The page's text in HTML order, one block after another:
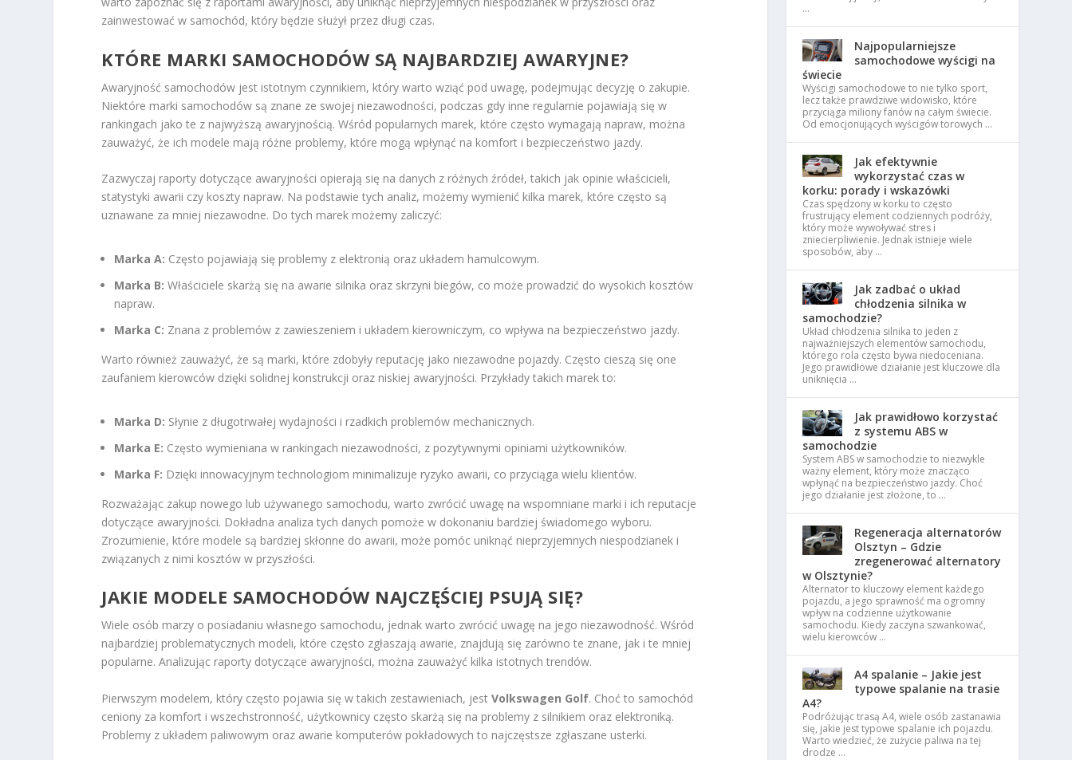
zainwestować w samochód, który będzie służył przez długi czas.
KTÓRE MARKI SAMOCHODÓW SĄ NAJBARDZIEJ AWARYJNE?
Awaryjność samochodów jest istotnym czynnikiem, który warto wziąć pod uwagę, podejmując decyzję o zakupie.
Niektóre marki samochodów są znane ze swojej niezawodności, podczas gdy inne regularnie pojawiają się w
rankingach jako te z najwyższą awaryjnością. Wśród popularnych marek, które często wymagają napraw, można
zauważyć, że ich modele mają różne problemy, które mogą wpłynąć na komfort i bezpieczeństwo jazdy.
Zazwyczaj raporty dotyczące awaryjności opierają się na danych z różnych źródeł, takich jak opinie właścicieli,
statystyki awarii czy koszty napraw. Na podstawie tych analiz, możemy wymienić kilka marek, które często są
uznawane za mniej niezawodne. Do tych marek możemy zaliczyć:
Marka A: Często pojawiają się problemy z elektronią oraz układem hamulcowym.
Marka B: Właściciele skarżą się na awarie silnika oraz skrzyni biegów, co może prowadzić do wysokich kosztów
napraw.
Marka C: Znana z problemów z zawieszeniem i układem kierowniczym, co wpływa na bezpieczeństwo jazdy.
Warto również zauważyć, że są marki, które zdobyły reputację jako niezawodne pojazdy. Często cieszą się one
zaufaniem kierowców dzięki solidnej konstrukcji oraz niskiej awaryjności. Przykłady takich marek to:
Marka D: Słynie z długotrwałej wydajności i rzadkich problemów mechanicznych.
Marka E: Często wymieniana w rankingach niezawodności, z pozytywnymi opiniami użytkowników.
Marka F: Dzięki innowacyjnym technologiom minimalizuje ryzyko awarii, co przyciąga wielu klientów.
Rozważając zakup nowego lub używanego samochodu, warto zwrócić uwagę na wspomniane marki i ich reputacje
dotyczące awaryjności. Dokładna analiza tych danych pomoże w dokonaniu bardziej świadomego wyboru.
Zrozumienie, które modele są bardziej skłonne do awarii, może pomóc uniknąć nieprzyjemnych niespodzianek i
związanych z nimi kosztów w przyszłości.
JAKIE MODELE SAMOCHODÓW NAJCZĘŚCIEJ PSUJĄ SIĘ?
Wiele osób marzy o posiadaniu własnego samochodu, jednak warto zwrócić uwagę na jego niezawodność. Wśród
najbardziej problematycznych modeli, które często zgłaszają awarie, znajdują się zarówno te znane, jak i te mniej
popularne. Analizując raporty dotyczące awaryjności, można zauważyć kilka istotnych trendów.
Pierwszym modelem, który często pojawia się w takich zestawieniach, jestVolkswagen Golf. Choć to samochód
ceniony za komfort i wszechstronność, użytkownicy często skarżą się na problemy z silnikiem oraz elektroniką.
Problemy z układem paliwowym oraz awarie komputerów pokładowych to najczęstsze zgłaszane usterki.
…
Najpopularniejsze
samochodowe wyścigi na
świecie
Wyścigi samochodowe to nie tylko sport,
lecz także prawdziwe widowisko, które
przyciąga miliony fanów na całym świecie.
Od emocjonujących wyścigów torowych …
Jak efektywnie
wykorzystać czas w
korku: porady i wskazówki
Czas spędzony w korku to często
frustrujący element codziennych podróży,
który może wywoływać stres i
zniecierpliwienie. Jednak istnieje wiele
sposobów, aby …
Jak zadbać o układ
chłodzenia silnika w
samochodzie?
Układ chłodzenia silnika to jeden z
najważniejszych elementów samochodu,
którego rola często bywa niedoceniana.
Jego prawidłowe działanie jest kluczowe dla
uniknięcia …
Jak prawidłowo korzystać
z systemu ABS w
samochodzie
System ABS w samochodzie to niezwykle
ważny element, który może znacząco
wpłynąć na bezpieczeństwo jazdy. Choć
jego działanie jest złożone, to …
Regeneracja alternatorów
Olsztyn – Gdzie
zregenerować alternatory
w Olsztynie?
Alternator to kluczowy element każdego
pojazdu, a jego sprawność ma ogromny
wpływ na codzienne użytkowanie
samochodu. Kiedy zaczyna szwankować,
wielu kierowców …
A4 spalanie – Jakie jest
typowe spalanie na trasie
A4?
Podróżując trasą A4, wiele osób zastanawia
się, jakie jest typowe spalanie ich pojazdu.
Warto wiedzieć, że zużycie paliwa na tej
drodze …